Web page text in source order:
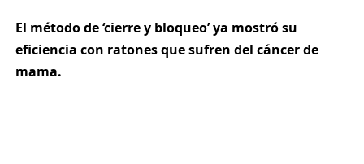
El método de ‘cierre y bloqueo’ ya mostró su
eficiencia con ratones que sufren del cáncer de
mama.